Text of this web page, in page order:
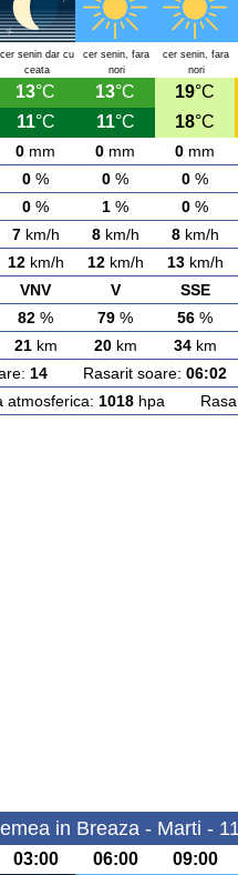
cer senin dar cu
ceata
cer senin, fara
nori
cer senin, fara
nori
13°C 13°C 19°C
11°C 11°C 18°C
0 mm 0 mm 0 mm
0 % 0 % 0 %
0 % 1 % 0 %
7km/h 8km/h 8km/h
12km/h 12km/h 13km/h
VNV V SSE
82 % 79 % 56 %
21km 20km 34km
14Rasarit soare: 06:02
1018hpa
in Breaza - Marti -
03:00 06:00 09:00